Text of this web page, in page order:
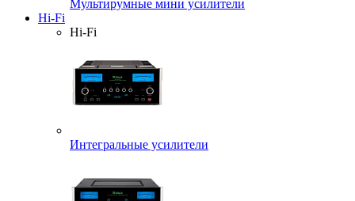
Мультирумные мини усилители
Hi-Fi
Hi-Fi
Интегральные усилители